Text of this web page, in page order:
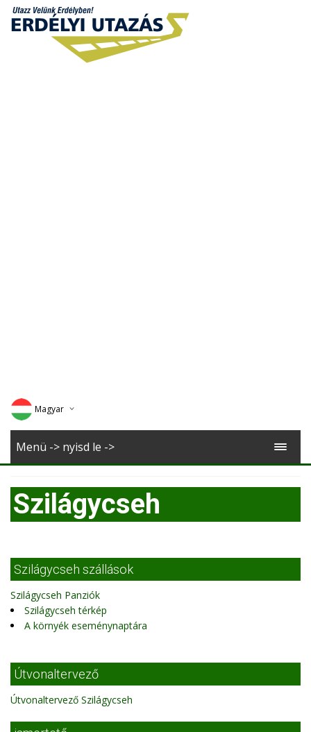
Magyar
Deutsch
Romana
Menü -> nyisd le ->
Szilágycseh
Szilágycseh szállások
Szilágycseh Panziók
Szilágycseh térkép
A környék eseménynaptára
Útvonaltervező
Útvonaltervező Szilágycseh